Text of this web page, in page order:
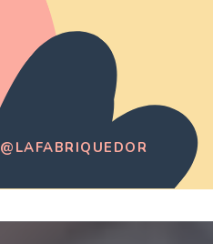
@LAFABRIQUEDOR